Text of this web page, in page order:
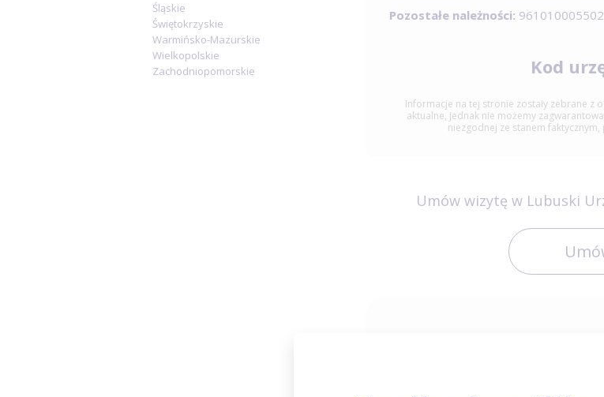
Śląskie
Świętokrzyskie
Warmińsko-Mazurskie
Wielkopolskie
Zachodniopomorskie
Pozostałe należności:
Kod
Informacje na tej stronie zostały zebrane z
aktualne, jednak nie możemy
niezgodnej ze stanem
Umów wizytę w Lubuski
Wygeneruj